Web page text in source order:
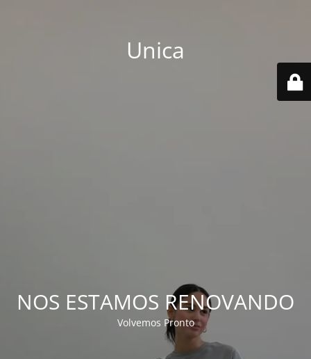
Unica
NOS ESTAMOS RENOVANDO
Volvemos Pronto